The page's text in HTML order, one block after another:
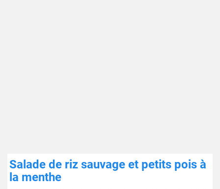
Salade de riz sauvage et petits pois à
la menthe